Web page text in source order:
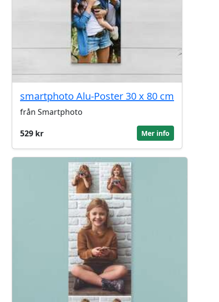
smartphoto Alu-Poster 30 x 80 cm
från Smartphoto
529 kr
Mer info